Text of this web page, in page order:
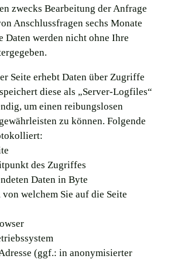
zwecks Bearbeitung der Anfrage
Anschlussfragen sechs Monate
Daten werden nicht ohne Ihre
Seite erhebt Daten über Zugriffe
diese als „Server-Logfiles“
um einen reibungslosen
zu können. Folgende
des Zugriffes
Daten in Byte
welchem Sie auf die Seite
(ggf.: in anonymisierter